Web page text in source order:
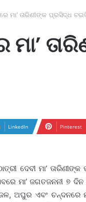
ମା’ ତାରିଣୀଙ୍କ ପ୍ରସିଦ୍ଧ
ମା’
LinkedIn Pinterest
ଦେବୀ ମା’
ମା’ ଜଗତଜନନୀ ୭
ଅଘୁର ଏବଂ ଚନ୍ଦନରେ